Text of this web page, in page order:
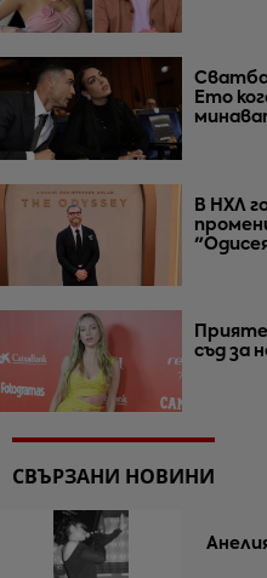
Ето
В НХЛ
съд за
СВЪРЗАНИ НОВИНИ